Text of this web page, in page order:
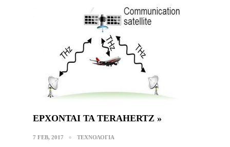
ΈΡΧΟΝΤΑΙ ΤΑ TERAHERTZ »
7 FEB, 2017 ΤΕΧΝΟΛΟΓΙΑ